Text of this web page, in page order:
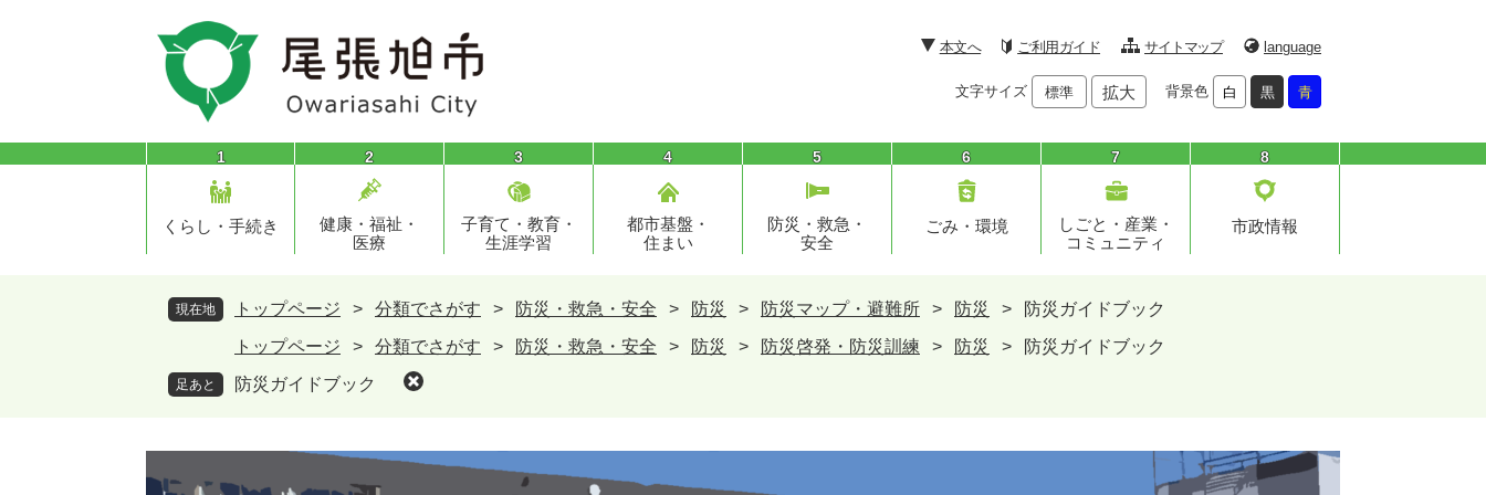
頭
飛
本文へ ご利用ガイド サイトマップ language
文字サイズ 標準 拡大 背景色 白 黒 青
1
くらし・手続き
2
健康・福祉・
医療
3
子育て・教育・
生涯学習
4
都市基盤・
住まい
5
防災・救急・
安全
6
ごみ・環境
7
しごと・産業・
コミュニティ
8
市政情報
現在地 トップページ > 分類でさがす > 防災・救急・安全 > 防災 > 防災マップ・避難所 > 防災 >
防災ガイドブック
トップページ
> 分類でさがす > 防災・救急・安全 > 防災 > 防災啓発・防災訓練 > 防災 > 防災ガイドブック
足あと 防災ガイドブック